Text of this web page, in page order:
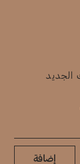
الجديد
إضافة